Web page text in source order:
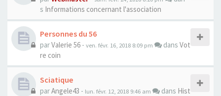
s Informations concernant l'association
Personnes du 56
parValerie 56 - ven. févr. 16, 2018 8:09 pm dans Vot
re coin
Sciatique
parAngele43 - lun. févr. 12, 2018 9:46 am dans Hist